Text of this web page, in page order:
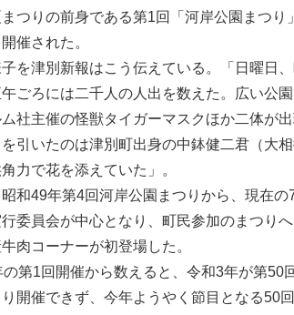
つりの前身である第1回「河岸公園まつ
催された。
を津別新報はこう伝えている。「日曜日
ごろには二千人の人出を数えた。広い公
社主催の怪獣タイガーマスクほか二体が
引いたのは津別町出身の中鉢健二君（大
力で花を添えていた」。
和49年第4回河岸公園まつりから、現在
委員会が中心となり、町民参加のまつり
肉コーナーが初登場した。
の第1回開催から数えると、令和3年が第50
開催できず、今年ようやく節目となる50